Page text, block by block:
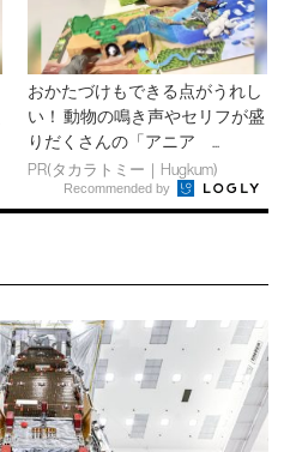
おかたづけもできる点がうれし
い！ 動物の鳴き声やセリフが盛
りだくさんの「アニア ...
PR(タカラトミー｜Hugkum)
Recommended by